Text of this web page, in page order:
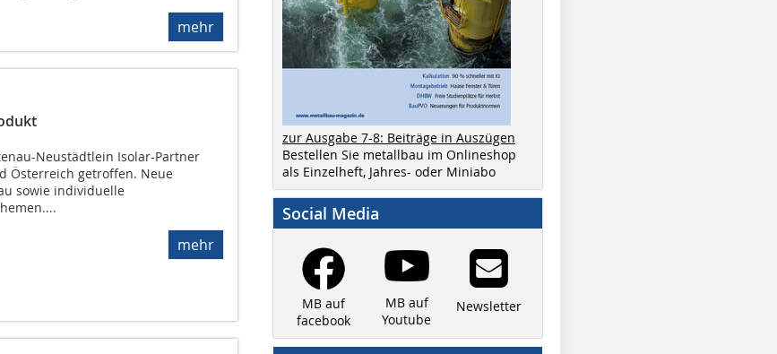
mehr
Neustädtlein Isolar-Partner
Österreich getroffen. Neue
sowie individuelle
mehr
zur Ausgabe 7-8: Beiträge in Auszügen
Bestellen Sie metallbau im Onlineshop
als Einzelheft, Jahres- oder Miniabo
Social Media
MB auf
facebook
MB auf
Youtube
Newsletter